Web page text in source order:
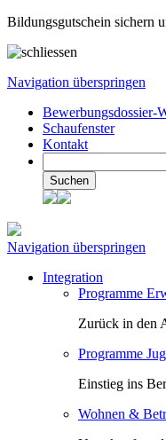
Bildungsgutschein sichern
Navigation überspringen
Bewerbungsdossier-
Schaufenster
Kontakt
Suchen
Navigation überspringen
Integration
Programme
Zurück in den
Programme
Einstieg ins
Wohnen &